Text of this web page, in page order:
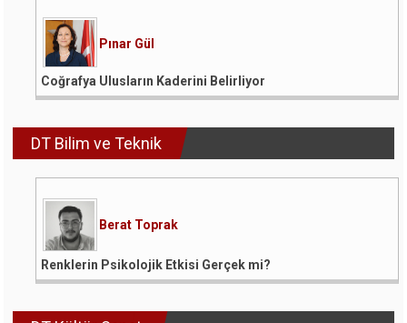
Pınar Gül
Coğrafya Ulusların Kaderini Belirliyor
DT Bilim ve Teknik
Berat Toprak
Renklerin Psikolojik Etkisi Gerçek mi?